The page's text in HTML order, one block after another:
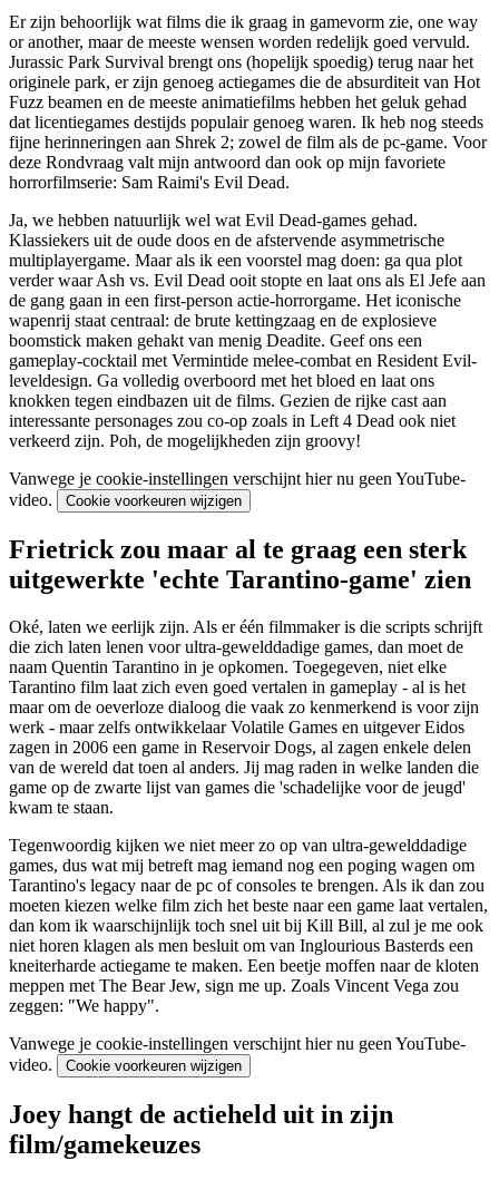
Er zijn behoorlijk wat films die ik graag in gamevorm zie, one way
or another, maar de meeste wensen worden redelijk goed vervuld.
Jurassic Park Survival brengt ons (hopelijk spoedig) terug naar het
originele park, er zijn genoeg actiegames die de absurditeit van Hot
Fuzz beamen en de meeste animatiefilms hebben het geluk gehad
dat licentiegames destijds populair genoeg waren. Ik heb nog steeds
fijne herinneringen aan Shrek 2; zowel de film als de pc-game. Voor
deze Rondvraag valt mijn antwoord dan ook op mijn favoriete
horrorfilmserie: Sam Raimi's Evil Dead.
Ja, we hebben natuurlijk wel wat Evil Dead-games gehad.
Klassiekers uit de oude doos en de afstervende asymmetrische
multiplayergame. Maar als ik een voorstel mag doen: ga qua plot
verder waar Ash vs. Evil Dead ooit stopte en laat ons als El Jefe aan
de gang gaan in een first-person actie-horrorgame. Het iconische
wapenrij staat centraal: de brute kettingzaag en de explosieve
boomstick maken gehakt van menig Deadite. Geef ons een
gameplay-cocktail met Vermintide melee-combat en Resident Evil-
leveldesign. Ga volledig overboord met het bloed en laat ons
knokken tegen eindbazen uit de films. Gezien de rijke cast aan
interessante personages zou co-op zoals in Left 4 Dead ook niet
verkeerd zijn. Poh, de mogelijkheden zijn groovy!
Vanwege je cookie-instellingen verschijnt hier nu geen YouTube-
video.
Cookie voorkeuren wijzigen
Frietrick zou maar al te graag een sterk
uitgewerkte 'echte Tarantino-game' zien
Oké, laten we eerlijk zijn. Als er één filmmaker is die scripts schrijft
die zich laten lenen voor ultra-gewelddadige games, dan moet de
naam Quentin Tarantino in je opkomen. Toegegeven, niet elke
Tarantino film laat zich even goed vertalen in gameplay - al is het
maar om de oeverloze dialoog die vaak zo kenmerkend is voor zijn
werk - maar zelfs ontwikkelaar Volatile Games en uitgever Eidos
zagen in 2006 een game in Reservoir Dogs, al zagen enkele delen
van de wereld dat toen al anders. Jij mag raden in welke landen die
game op de zwarte lijst van games die 'schadelijke voor de jeugd'
kwam te staan.
Tegenwoordig kijken we niet meer zo op van ultra-gewelddadige
games, dus wat mij betreft mag iemand nog een poging wagen om
Tarantino's legacy naar de pc of consoles te brengen. Als ik dan zou
moeten kiezen welke film zich het beste naar een game laat vertalen,
dan kom ik waarschijnlijk toch snel uit bij Kill Bill, al zul je me ook
niet horen klagen als men besluit om van Inglourious Basterds een
kneiterharde actiegame te maken. Een beetje moffen naar de kloten
meppen met The Bear Jew, sign me up. Zoals Vincent Vega zou
zeggen: "We happy".
Vanwege je cookie-instellingen verschijnt hier nu geen YouTube-
video.
Cookie voorkeuren wijzigen
Joey hangt de actieheld uit in zijn
film/gamekeuzes